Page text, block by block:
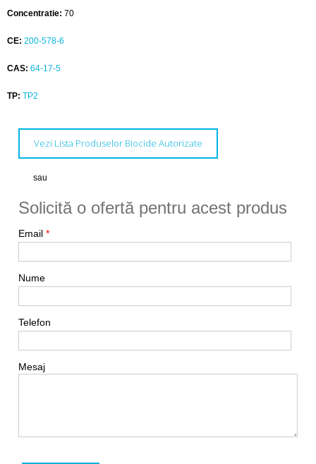
Concentratie: 70
CE: 200-578-6
CAS: 64-17-5
TP: TP2
Vezi Lista Produselor Biocide Autorizate
sau
Solicită o ofertă pentru acest produs
Email *
Nume
Telefon
Mesaj